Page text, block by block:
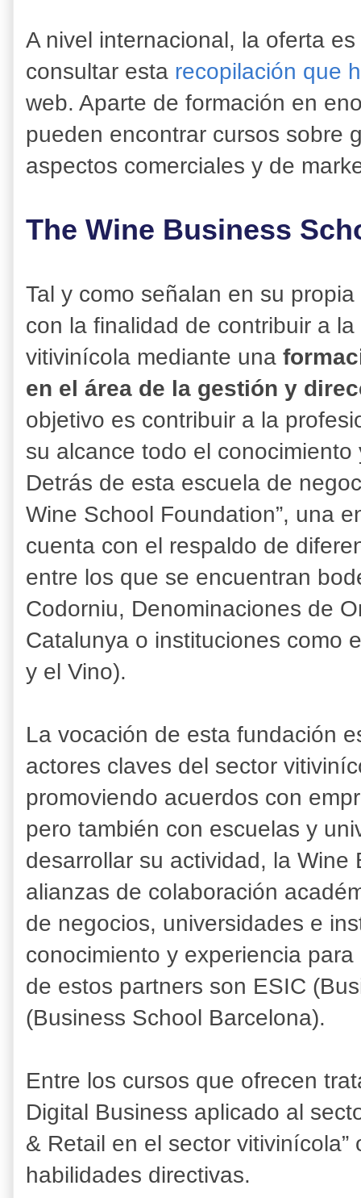
A nivel internacional, la oferta
consultar esta recopilación que
web. Aparte de formación en
pueden encontrar cursos sobre
aspectos comerciales y de
The Wine Business
Tal y como señalan en su
con la finalidad de contribuir a
vitivinícola mediante una
en el área de la gestión y
objetivo es contribuir a la
su alcance todo el
Detrás de esta escuela de
Wine School Foundation”, una
cuenta con el respaldo de
entre los que se encuentran
Codorniu, Denominaciones de
Catalunya o instituciones como
y el Vino).
La vocación de esta fundación
actores claves del sector
promoviendo acuerdos con
pero también con escuelas y
desarrollar su actividad, la
alianzas de colaboración
de negocios, universidades e
conocimiento y experiencia
de estos partners son ESIC
(Business School Barcelona).
Entre los cursos que ofrecen
Digital Business aplicado al
& Retail en el sector
habilidades directivas.